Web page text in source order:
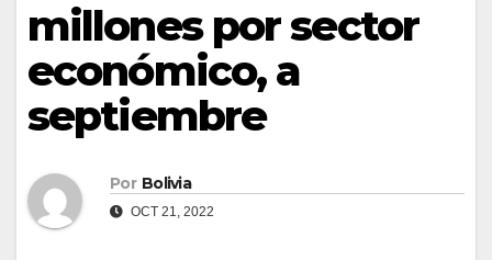
millones por sector
económico, a
septiembre
Por Bolivia
OCT 21, 2022